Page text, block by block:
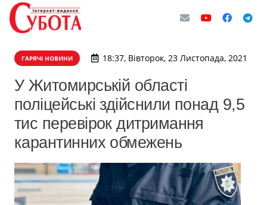
ГАРЯЧІ НОВИНИ 18:37, Вівторок, 23 Листопада, 2021
У Житомирській області
поліцейські здійснили понад 9,5
тис перевірок дитримання
карантинних обмежень